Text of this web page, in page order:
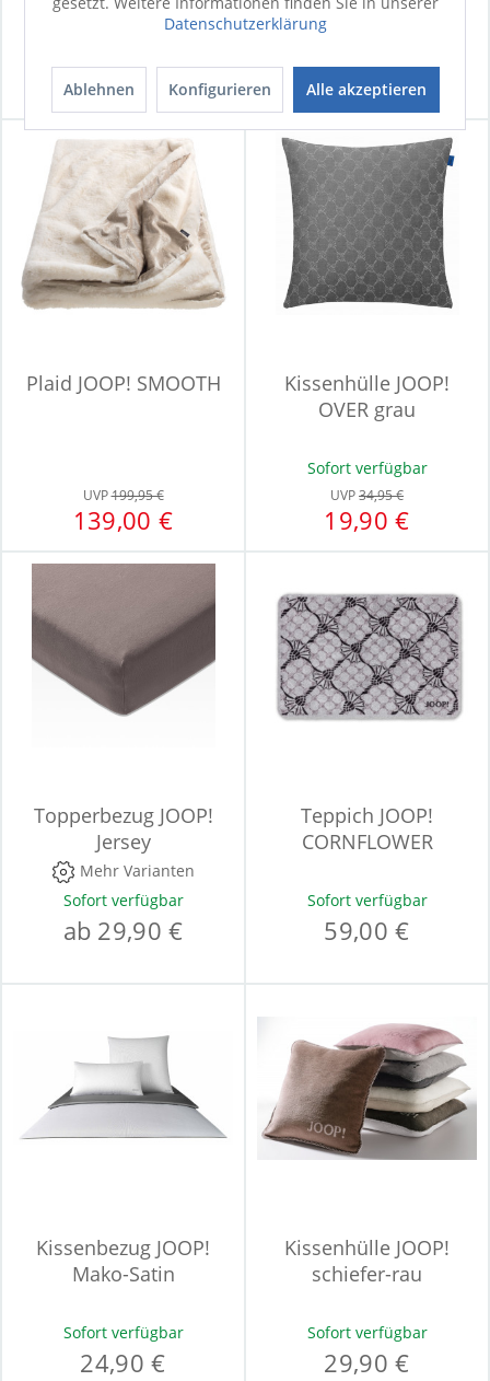
Sofort verfügbar
31,90 €
Sofort verfügbar
UVP34,95 €
24,90 €
Plaid JOOP! SMOOTH
UVP199,95 €
139,00 €
Kissenhülle JOOP!
OVER grau
Sofort verfügbar
UVP34,95 €
19,90 €
Topperbezug JOOP!
Jersey
Mehr Varianten
Sofort verfügbar
ab 29,90 €
Teppich JOOP!
CORNFLOWER
Sofort verfügbar
59,00 €
Kissenbezug JOOP!
Mako-Satin
Sofort verfügbar
24,90 €
Kissenhülle JOOP!
schiefer-rau
Sofort verfügbar
29,90 €
Datenschutzerklärung
Ablehnen Konfigurieren Alle akzeptieren